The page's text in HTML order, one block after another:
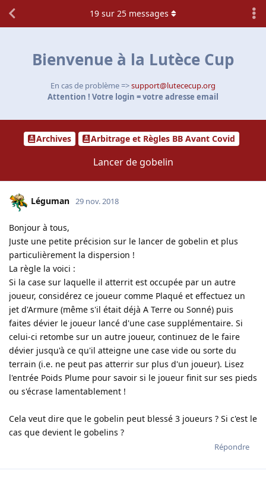
Bienvenue à la Lutèce Cup
En cas de problème =>support@lutececup.org
Attention ! Votre login = votre adresse email
Archives Arbitrage et Règles BB Avant Covid
Lancer de gobelin
19 sur 25 messages
Léguman 29 nov. 2018
Bonjour à tous,
Juste une petite précision sur le lancer de gobelin et plus
particulièrement la dispersion !
La règle la voici :
Si la case sur laquelle il atterrit est occupée par un autre
joueur, considérez ce joueur comme Plaqué et effectuez un
jet d'Armure (même s'il était déjà A Terre ou Sonné) puis
faites dévier le joueur lancé d'une case supplémentaire. Si
celui-ci retombe sur un autre joueur, continuez de le faire
dévier jusqu'à ce qu'il atteigne une case vide ou sorte du
terrain (i.e. ne peut pas atterrir sur plus d'un joueur). Lisez
l'entrée Poids Plume pour savoir si le joueur finit sur ses pieds
ou s'écrase lamentablement !
Cela veut dire que le gobelin peut blessé 3 joueurs ? Si c'est le
cas que devient le gobelins ?
Répondre